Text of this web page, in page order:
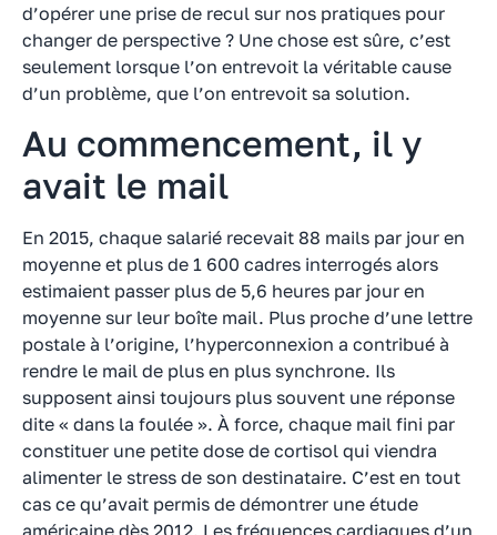
d’opérer une prise de recul sur nos pratiques pour
changer de perspective ? Une chose est sûre, c’est
seulement lorsque l’on entrevoit la véritable cause
d’un problème, que l’on entrevoit sa solution.
Au commencement, il y
avait le mail
En 2015, chaque salarié recevait 88 mails par jour en
moyenne et plus de 1 600 cadres interrogés alors
estimaient passer plus de 5,6 heures par jour en
moyenne sur leur boîte mail. Plus proche d’une lettre
postale à l’origine, l’hyperconnexion a contribué à
rendre le mail de plus en plus synchrone. Ils
supposent ainsi toujours plus souvent une réponse
dite « dans la foulée ». À force, chaque mail fini par
constituer une petite dose de cortisol qui viendra
alimenter le stress de son destinataire. C’est en tout
cas ce qu’avait permis de démontrer une étude